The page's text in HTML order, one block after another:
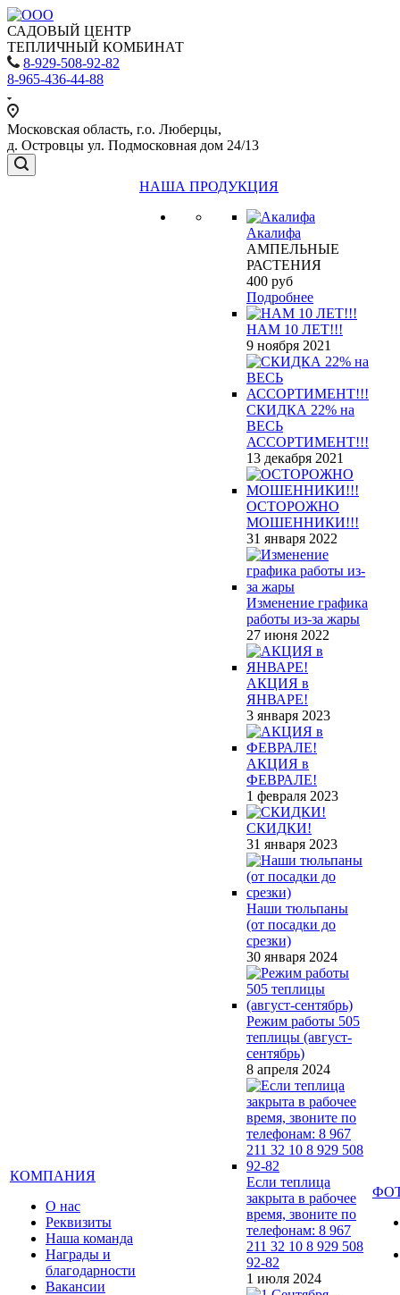
САДОВЫЙ ЦЕНТР
ТЕПЛИЧНЫЙ КОМБИНАТ
8-929-508-92-82
8-965-436-44-88
Московская область, г.о. Люберцы,
д. Островцы ул. Подмосковная дом 24/13
КОМПАНИЯ
О нас
Реквизиты
Наша команда
Награды и
благодарности
Вакансии
НАША ПРОДУКЦИЯ
Акалифа
АМПЕЛЬНЫЕ
РАСТЕНИЯ
400 руб
Подробнее
НАМ 10 ЛЕТ!!!
9 ноября 2021
СКИДКА 22% на
ВЕСЬ
АССОРТИМЕНТ!!!
13 декабря 2021
ОСТОРОЖНО
МОШЕННИКИ!!!
31 января 2022
Изменение графика
работы из-за жары
27 июня 2022
АКЦИЯ в
ЯНВАРЕ!
3 января 2023
АКЦИЯ в
ФЕВРАЛЕ!
1 февраля 2023
СКИДКИ!
31 января 2023
Наши тюльпаны
(от посадки до
срезки)
30 января 2024
Режим работы 505
теплицы (август-
сентябрь)
8 апреля 2024
Если теплица
закрыта в рабочее
время, звоните по
телефонам: 8 967
211 32 10 8 929 508
92-82
1 июля 2024